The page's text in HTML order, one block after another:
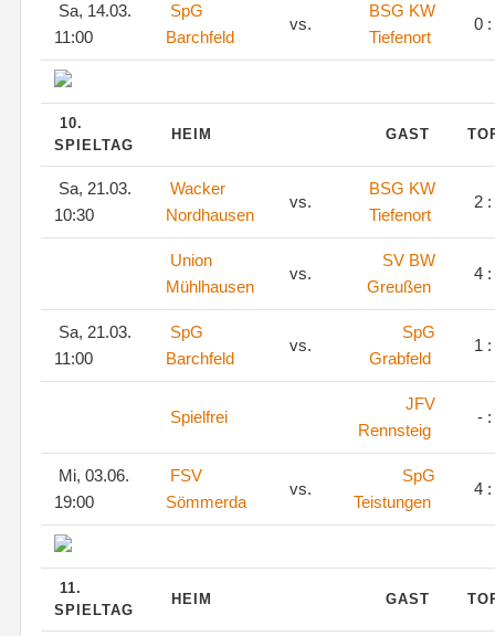
Sa, 14.03.
11:00
SpG
Barchfeld
vs.
BSG KW
Tiefenort
0
10.
SPIELTAG
HEIM GAST
Sa, 21.03.
10:30
Wacker
Nordhausen
vs.
BSG KW
Tiefenort
2
Union
Mühlhausen
vs.
SV BW
Greußen
4
Sa, 21.03.
11:00
SpG
Barchfeld
vs.
SpG
Grabfeld
1
Spielfrei
JFV
Rennsteig
- :
Mi, 03.06.
19:00
FSV
Sömmerda
vs.
SpG
Teistungen
4
11.
SPIELTAG
HEIM GAST